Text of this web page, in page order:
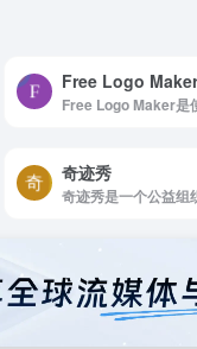
Free Logo Maker
奇迹秀